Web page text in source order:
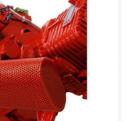
DIESEL 29 caballos
una